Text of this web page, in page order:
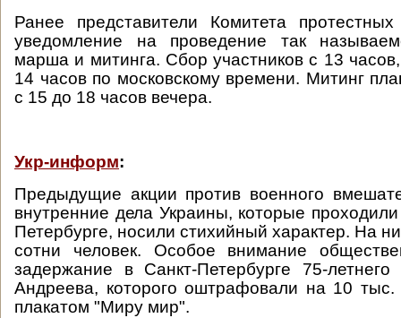
Ранее представители Комитета
уведомление на проведение так
марша и митинга. Сбор участников с 13
14 часов по московскому времени. Митинг
с 15 до 18 часов вечера.
Укр-информ:
Предыдущие акции против военного
внутренние дела Украины, которые
Петербурге, носили стихийный характер. На
сотни человек. Особое внимание
задержание в Санкт-Петербурге 75-летнего
Андреева, которого оштрафовали на 10 тыс.
плакатом "Миру мир".